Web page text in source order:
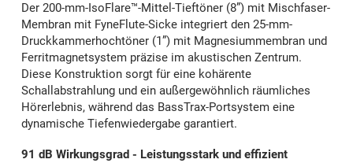
Der 200-mm-IsoFlare™-Mittel-Tieftöner (8”) mit Mischfaser-
Membran mit FyneFlute-Sicke integriert den 25-mm-
Druckkammerhochtöner (1”) mit Magnesiummembran und
Ferritmagnetsystem präzise im akustischen Zentrum.
Diese Konstruktion sorgt für eine kohärente
Schallabstrahlung und ein außergewöhnlich räumliches
Hörerlebnis, während das BassTrax-Portsystem eine
dynamische Tiefenwiedergabe garantiert.
91 dB Wirkungsgrad - Leistungsstark und effizient